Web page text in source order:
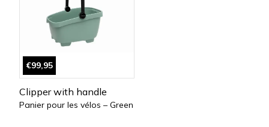
€99,95
Clipper with handle
Panier pour les vélos – Green